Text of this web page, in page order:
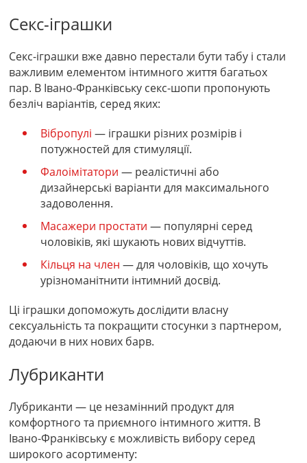
Секс-іграшки
Секс-іграшки вже давно перестали бути табу і стали
важливим елементом інтимного життя багатьох
пар. В Івано-Франківську секс-шопи пропонують
безліч варіантів, серед яких:
Вібропулі — іграшки різних розмірів і
потужностей для стимуляції.
Фалоімітатори — реалістичні або
дизайнерські варіанти для максимального
задоволення.
Масажери простати — популярні серед
чоловіків, які шукають нових відчуттів.
Кільця на член — для чоловіків, що хочуть
урізноманітнити інтимний досвід.
Ці іграшки допоможуть дослідити власну
сексуальність та покращити стосунки з партнером,
додаючи в них нових барв.
Лубриканти
Лубриканти — це незамінний продукт для
комфортного та приємного інтимного життя. В
Івано-Франківську є можливість вибору серед
широкого асортименту: